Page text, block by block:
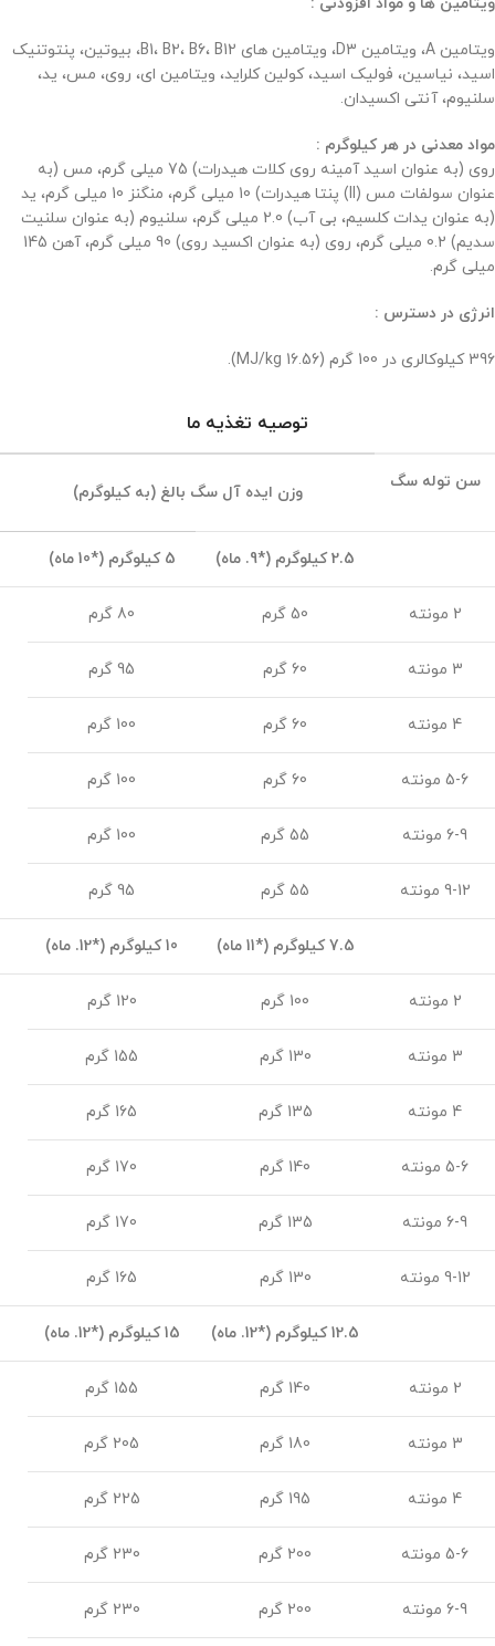
ویتامین A، ویتامین D3، ویتامین های B1، B2، B6، B12، بیوتین، پنتوتنیک
اسید، نیاسین، فولیک اسید، کولین کلراید، ویتامین ای، روی، مس، ید،
سلنیوم، آنتی اکسیدان.
مواد معدنی در هر کیلوگرم :
روی (به عنوان اسید آمینه روی کلات هیدرات) 75 میلی گرم، مس (به
عنوان سولفات مس (II) پنتا هیدرات) 10 میلی گرم، منگنز 10 میلی گرم، ید
(به عنوان یدات کلسیم، بی آب) 2.0 میلی گرم، سلنیوم (به عنوان سلنیت
سدیم) 0.2 میلی گرم، روی (به عنوان اکسید روی) 90 میلی گرم، آهن 145
میلی گرم.
انرژی در دسترس :
396 کیلوکالری در 100 گرم (16.56 MJ/kg).
توصیه تغذیه ما
سن توله سگ
وزن ایده آل سگ بالغ (به کیلوگرم)
2.5 کیلوگرم (*9. ماه) 5 کیلوگرم (*10 ماه)
2 مونته 50 گرم 80 گرم
3 مونته 60 گرم 95 گرم
4 مونته 60 گرم 100 گرم
5-6 مونته 60 گرم 100 گرم
6-9 مونته 55 گرم 100 گرم
9-12 مونته 55 گرم 95 گرم
7.5 کیلوگرم (*11 ماه) 10 کیلوگرم (*12. ماه)
2 مونته 100 گرم 120 گرم
3 مونته 130 گرم 155 گرم
4 مونته 135 گرم 165 گرم
5-6 مونته 140 گرم 170 گرم
6-9 مونته 135 گرم 170 گرم
9-12 مونته 130 گرم 165 گرم
12.5 کیلوگرم (*12. ماه) 15 کیلوگرم (*12. ماه)
2 مونته 140 گرم 155 گرم
3 مونته 180 گرم 205 گرم
4 مونته 195 گرم 225 گرم
5-6 مونته 200 گرم 230 گرم
6-9 مونته 200 گرم 230 گرم